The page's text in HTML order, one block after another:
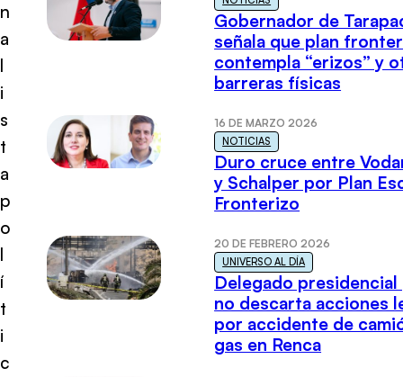
n
a
l
i
s
t
a
p
o
l
í
t
i
c
Gobernador de
señala que plan
contempla “erizos” y
barreras físicas
16 DE MARZO 2026
NOTICIAS
Duro cruce entre
y Schalper por Plan
Fronterizo
20 DE FEBRERO 2026
UNIVERSO AL DÍA
Delegado presidencial
no descarta acciones
por accidente de
gas en Renca